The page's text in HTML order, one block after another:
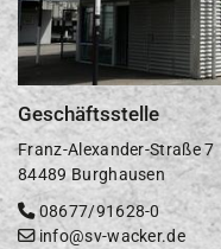
Geschäftsstelle
Franz-Alexander-Straße 7
84489 Burghausen
08677/91628-0
info@sv-wacker.de